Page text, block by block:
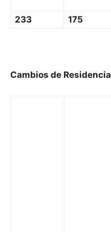
233
175
Cambios de Residencia